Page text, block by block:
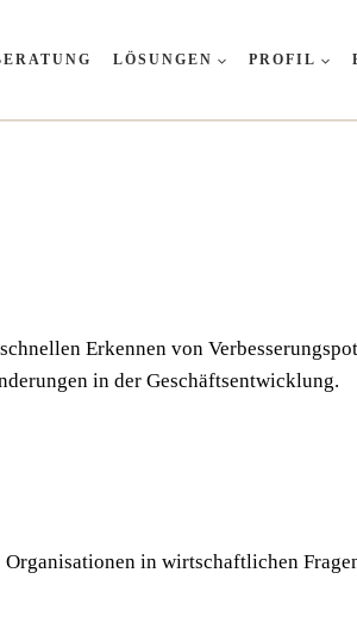
LÖSUNGEN PROFIL
Erken­nen von
in der Geschäftsentwicklung.
in wirtschaftlichen